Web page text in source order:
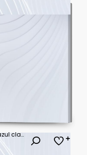
Fondo liso plateado brillante. Textura azul claro metálica suave. Ilustración abstracta de destellos y sombras.